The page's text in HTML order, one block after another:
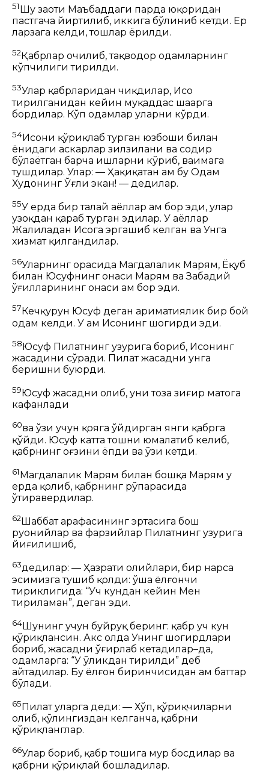
51Шу заҳоти Маъбаддаги парда юқоридан
пастгача йиртилиб, иккига бўлиниб кетди. Ер
ларзага келди, тошлар ёрилди.
52Қабрлар очилиб, тақводор одамларнинг
кўпчилиги тирилди.
53Улар қабрларидан чиқдилар, Исо
тирилганидан кейин муқаддас шаҳарга
бордилар. Кўп одамлар уларни кўрди.
54Исони қўриқлаб турган юзбоши билан
ёнидаги аскарлар зилзилани ва содир
бўлаётган барча ишларни кўриб, ваҳимага
тушдилар. Улар: — Ҳақиқатан ҳам бу Одам
Худонинг Ўғли экан! — дедилар.
55У ерда бир талай аёллар ҳам бор эди, улар
узоқдан қараб турган эдилар. У аёллар
Жалиладан Исога эргашиб келган ва Унга
хизмат қилгандилар.
56Уларнинг орасида Магдалалик Марям, Ёқуб
билан Юсуфнинг онаси Марям ва Забадий
ўғилларининг онаси ҳам бор эди.
57Кечқурун Юсуф деган ариматиялик бир бой
одам келди. У ҳам Исонинг шогирди эди.
58Юсуф Пилатнинг ҳузурига бориб, Исонинг
жасадини сўради. Пилат жасадни унга
беришни буюрди.
59 Юсуф жасадни олиб, уни тоза зиғир матога
кафанлади
60ва ўзи учун қояга ўйдирган янги қабрга
қўйди. Юсуф катта тошни юмалатиб келиб,
қабрнинг оғзини ёпди ва ўзи кетди.
61Магдалалик Марям билан бошқа Марям у
ерда қолиб, қабрнинг рўпарасида
ўтиравердилар.
62 Шаббат арафасининг эртасига бош
руҳонийлар ва фарзийлар Пилатнинг ҳузурига
йиғилишиб,
63дедилар: — Ҳазрати олийлари, бир нарса
эсимизга тушиб қолди: ўша ёлғончи
тириклигида: “Уч кундан кейин Мен
тириламан”, деган эди.
64Шунинг учун буйруқ беринг: қабр уч кун
қўриқлансин. Акс ҳолда Унинг шогирдлари
бориб, жасадни ўғирлаб кетадилар–да,
одамларга: “У ўликдан тирилди” деб
айтадилар. Бу ёлғон биринчисидан ҳам баттар
бўлади.
65 Пилат уларга деди: — Хўп, қўриқчиларни
олиб, қўлингиздан келганча, қабрни
қўриқланглар.
66Улар бориб, қабр тошига муҳр босдилар ва
қабрни қўриқлай бошладилар.